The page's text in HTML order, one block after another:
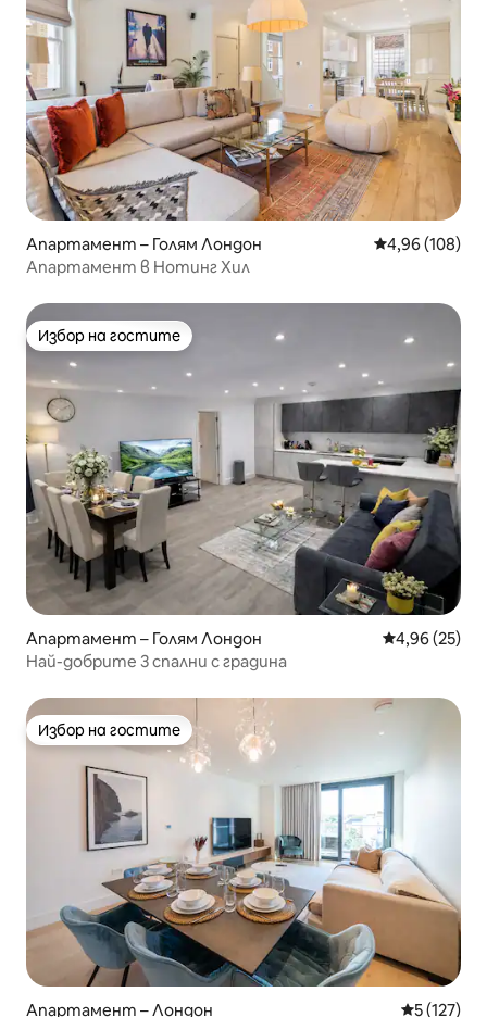
Апартамент – Голям Лондон Средна
4,96 (108)
Апартамент в Нотинг Хил
Избор на гостите
Избор на гостите
Апартамент – Голям Лондон Средна
4,96 (25)
Най-добрите 3 спални с градина
Избор на гостите
Избор на гостите
Апартамент – Лондон Средна
5 (127)